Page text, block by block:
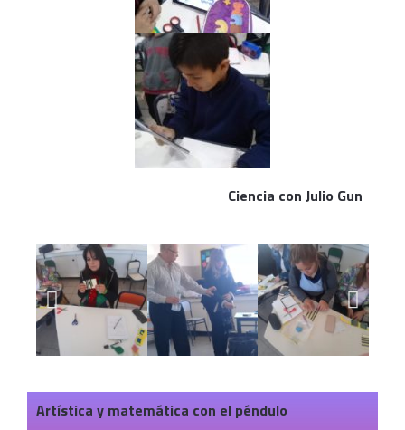
Ciencia con Julio Gun
Artística y matemática con el péndulo